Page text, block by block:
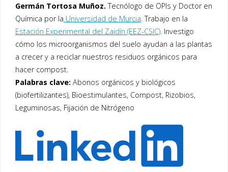
Germán Tortosa Muñoz.Tecnólogo de OPIs y Doctor en
Química por la Universidad de Murcia . Trabajo en la
Estación Experimental del Zaidín (EEZ-CSIC). Investigo
cómo los microorganismos del suelo ayudan a las plantas
a crecer y a reciclar nuestros residuos orgánicos para
hacer compost.
Palabras clave:Abonos orgánicos y biológicos
(biofertilizantes), Bioestimulantes, Compost, Rizobios,
Leguminosas, Fijación de Nitrógeno